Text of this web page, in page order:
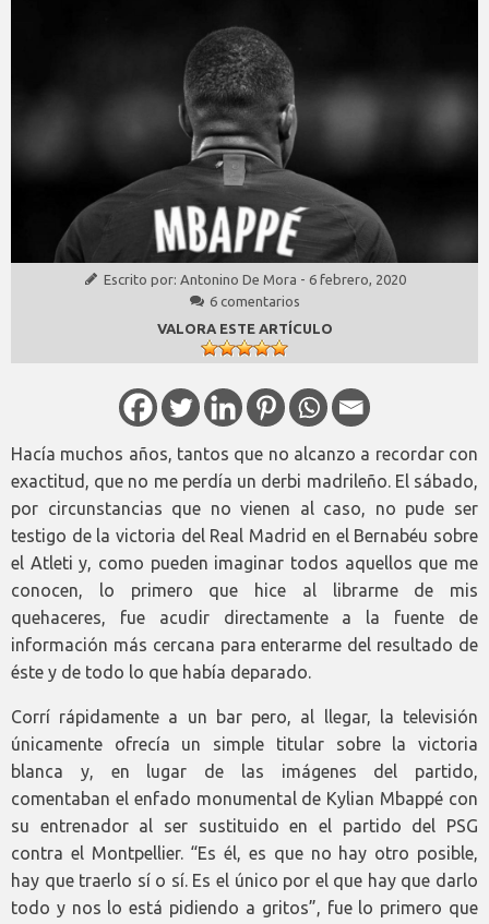
Escrito por: Antonino De Mora - 6 febrero, 2020
6 comentarios
VALORA ESTE ARTÍCULO
Hacía muchos años, tantos que no alcanzo a recordar con
exactitud, que no me perdía un derbi madrileño. El sábado,
por circunstancias que no vienen al caso, no pude ser
testigo de la victoria del Real Madrid en el Bernabéu sobre
el Atleti y, como pueden imaginar todos aquellos que me
conocen, lo primero que hice al librarme de mis
quehaceres, fue acudir directamente a la fuente de
información más cercana para enterarme del resultado de
éste y de todo lo que había deparado.
Corrí rápidamente a un bar pero, al llegar, la televisión
únicamente ofrecía un simple titular sobre la victoria
blanca y, en lugar de las imágenes del partido,
comentaban el enfado monumental de Kylian Mbappé con
su entrenador al ser sustituido en el partido del PSG
contra el Montpellier. “Es él, es que no hay otro posible,
hay que traerlo sí o sí. Es el único por el que hay que darlo
todo y nos lo está pidiendo a gritos”, fue lo primero que